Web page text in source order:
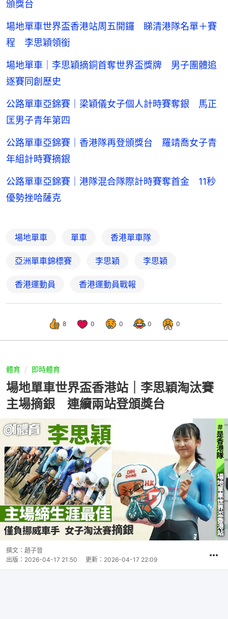
頒獎台
場地單車世界盃香港站周五開鑼 睇清港隊名單＋賽
程 李思穎領銜
場地單車｜李思穎摘銅首奪世界盃獎牌 男子團體追
逐賽同創歷史
公路單車亞錦賽｜梁穎儀女子個人計時賽奪銀 馬正
匡男子青年第四
公路單車亞錦賽｜香港隊再登頒獎台 羅靖喬女子青
年組計時賽摘銀
公路單車亞錦賽｜港隊混合隊際計時賽奪首金 11秒
優勢挫哈薩克
場地單車 單車 香港單車隊
亞洲單車錦標賽 李思穎 李思穎
香港運動員 香港運動員戰報
8 0 0 0 0
體育 即時體育
場地單車世界盃香港站｜李思穎淘汰賽
主場摘銀 連續兩站登頒獎台
撰文： 趙子晉
出版： 2026-04-17 21:50 更新： 2026-04-17 22:09